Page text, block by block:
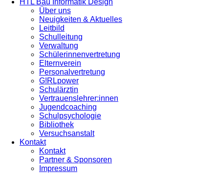
HTL Bau Informatik Design
Über uns
Neuigkeiten & Aktuelles
Leitbild
Schulleitung
Verwaltung
Schülerinnenvertretung
Elternverein
Personalvertretung
G!RLpower
Schulärztin
Vertrauenslehrer:innen
Jugendcoaching
Schulpsychologie
Bibliothek
Versuchsanstalt
Kontakt
Kontakt
Partner & Sponsoren
Impressum